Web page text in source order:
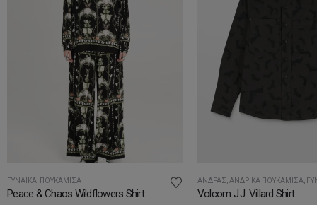
ΓΥΝΑΊΚΑ, ΠΟΥΚΆΜΙΣΑ
Peace & Chaos Wildflowers Shirt
ΆΝΔΡΑΣ,ΑΝΔΡΙΚΆ ΠΟΥΚΆΜΙΣΑ,
Volcom J.J. Villard Shirt